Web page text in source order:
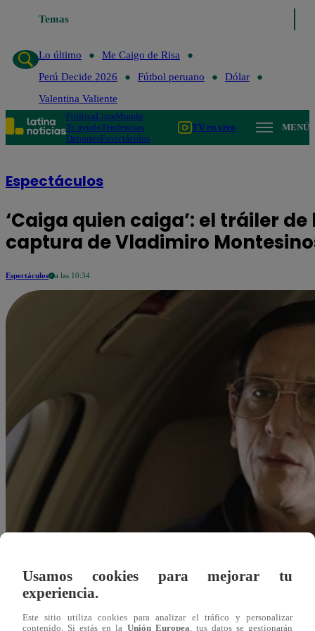
Temas
Lo último
Lo último
Me Caigo de Risa
Perú Decide 2026
Fútbol peruano
Dólar
Valentina Valiente
PolíticaLimaMundo
Te ayudoTendencias
DeportesEspectáculos
TV en vivo MENÚ
Espectáculos
‘Caiga quien caiga’: el tráiler
captura de Vladimiro
Espectáculos a las 10:34
Redacción Latina
Usamos cookies para mejorar tu
experiencia.
Este sitio utiliza cookies para analizar el tráfico y personalizar
contenido. Si estás en la Unión Europea , tus datos se gestionarán